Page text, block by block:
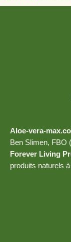
Aloe-vera-
Ben Slimen, FBO
Forever Living
produits naturels